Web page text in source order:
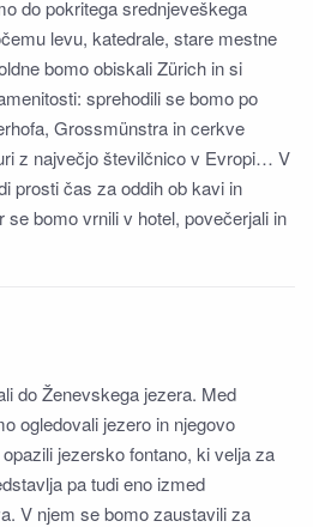
do pokritega srednjeveškega
levu, katedrale, stare mestne
bomo obiskali Zürich in si
sprehodili se bomo po
Grossmünstra in cerkve
z največjo številčnico v Evropi… V
prosti čas za oddih ob kavi in
se bomo vrnili v hotel, povečerjali in
do Ženevskega jezera. Med
ogledovali jezero in njegovo
jezersko fontano, ki velja za
pa tudi eno izmed
V njem se bomo zaustavili za